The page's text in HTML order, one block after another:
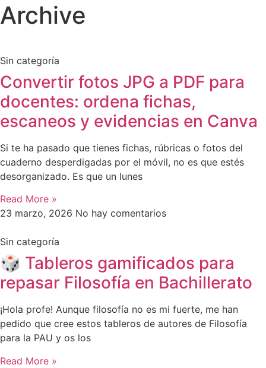
Archive
Sin categoría
Convertir fotos JPG a PDF para
docentes: ordena fichas,
escaneos y evidencias en Canva
Si te ha pasado que tienes fichas, rúbricas o fotos del
cuaderno desperdigadas por el móvil, no es que estés
desorganizado. Es que un lunes
Read More »
23 marzo, 2026 No hay comentarios
Sin categoría
🎲 Tableros gamificados para
repasar Filosofía en Bachillerato
¡Hola profe! Aunque filosofía no es mi fuerte, me han
pedido que cree estos tableros de autores de Filosofía
para la PAU y os los
Read More »